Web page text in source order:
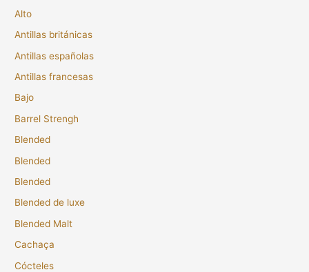
Alto
Antillas británicas
Antillas españolas
Antillas francesas
Bajo
Barrel Strengh
Blended
Blended
Blended
Blended de luxe
Blended Malt
Cachaça
Cócteles